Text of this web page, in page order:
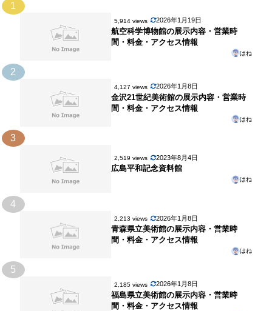
1
5,914 views 2026年1月19日
航空科学博物館の展示内容・営業時
間・料金・アクセス情報
はね
2
4,127 views 2026年1月8日
金沢21世紀美術館の展示内容・営業時
間・料金・アクセス情報
はね
3
2,519 views 2023年8月4日
広島平和記念資料館
はね
4
2,213 views 2026年1月8日
青森県立美術館の展示内容・営業時
間・料金・アクセス情報
はね
5
2,185 views 2026年1月8日
福島県立美術館の展示内容・営業時
間・料金・アクセス情報